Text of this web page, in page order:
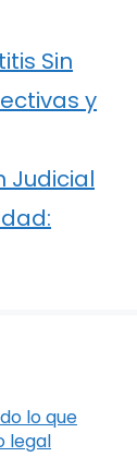
Sin
y
Judicial
lo que
legal